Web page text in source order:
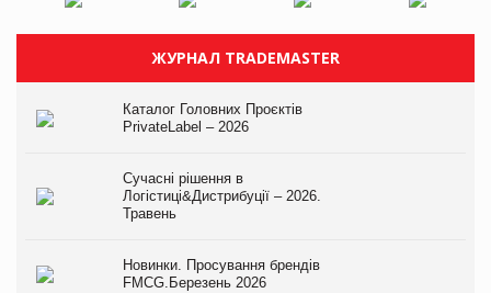
ЖУРНАЛ TRADEMASTER
Каталог Головних Проєктів
PrivateLabel – 2026
Сучасні рішення в
Логістиці&Дистрибуції – 2026.
Травень
Новинки. Просування брендів
FMCG.Березень 2026